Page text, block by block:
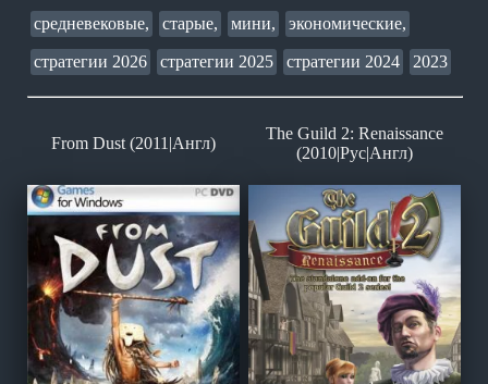
средневековые, старые, мини, экономические,
стратегии 2026 стратегии 2025 стратегии 2024 2023
From Dust (2011|Англ)
The Guild 2: Renaissance
(2010|Рус|Англ)